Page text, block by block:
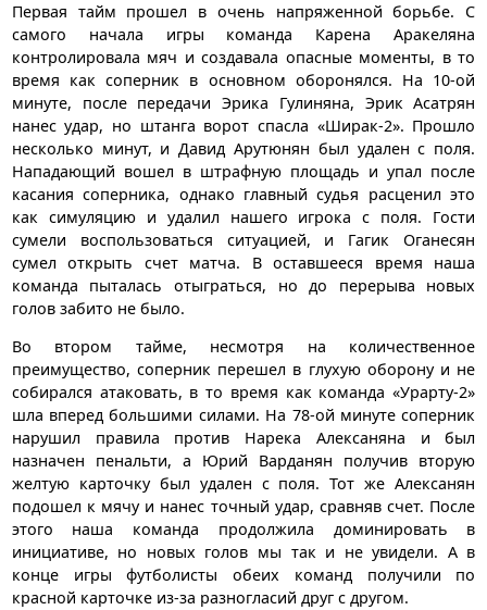
Первая тайм прошел в очень напряженной борьбе. С
самого начала игры команда Карена Аракеляна
контролировала мяч и создавала опасные моменты, в то
время как соперник в основном оборонялся. На 10-ой
минуте, после передачи Эрика Гулиняна, Эрик Асатрян
нанес удар, но штанга ворот спасла «Ширак-2». Прошло
несколько минут, и Давид Арутюнян был удален с поля.
Нападающий вошел в штрафную площадь и упал после
касания соперника, однако главный судья расценил это
как симуляцию и удалил нашего игрока с поля. Гости
сумели воспользоваться ситуацией, и Гагик Оганесян
сумел открыть счет матча. В оставшееся время наша
команда пыталась отыграться, но до перерыва новых
голов забито не было.
Во втором тайме, несмотря на количественное
преимущество, соперник перешел в глухую оборону и не
собирался атаковать, в то время как команда «Урарту-2»
шла вперед большими силами. На 78-ой минуте соперник
нарушил правила против Нарека Алексаняна и был
назначен пенальти, а Юрий Варданян получив вторую
желтую карточку был удален с поля. Тот же Алексанян
подошел к мячу и нанес точный удар, сравняв счет. После
этого наша команда продолжила доминировать в
инициативе, но новых голов мы так и не увидели. А в
конце игры футболисты обеих команд получили по
красной карточке из-за разногласий друг с другом.